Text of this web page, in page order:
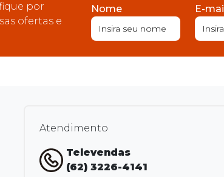
por
ofertas e
Nome E-mail
Atendimento
Televendas
(62) 3226-4141